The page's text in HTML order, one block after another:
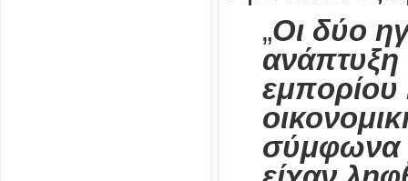
„Οι δύο
εμπορίου
σύμφωνα